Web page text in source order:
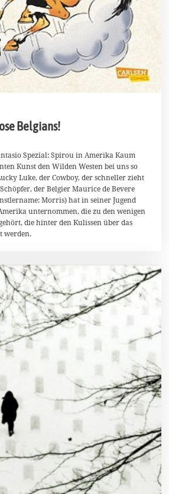
Belgians!
Spezial: Spirou in Amerika Kaum
Kunst den Wilden Westen bei uns so
Luke, der Cowboy, der schneller zieht
der Belgier Maurice de Bevere
Morris) hat in seiner Jugend
unternommen, die zu den wenigen
die hinter den Kulissen über das
werden.